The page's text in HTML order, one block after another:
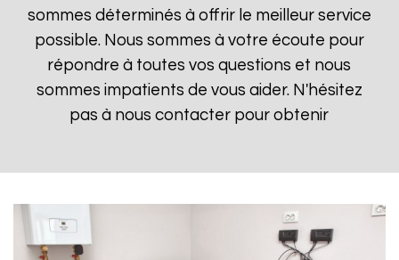
sommes déterminés à offrir le meilleur service
possible. Nous sommes à votre écoute pour
répondre à toutes vos questions et nous
sommes impatients de vous aider. N'hésitez
pas à nous contacter pour obtenir